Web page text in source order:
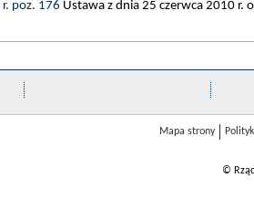
poz. 176 Ustawa z dnia 25 czerwca 2010 r.
Mapa strony
©